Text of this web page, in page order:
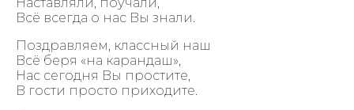
Всё всегда о нас Вы знали.
Поздравляем, классный наш
Всё беря «на карандаш»,
Нас сегодня Вы простите,
В гости просто приходите.